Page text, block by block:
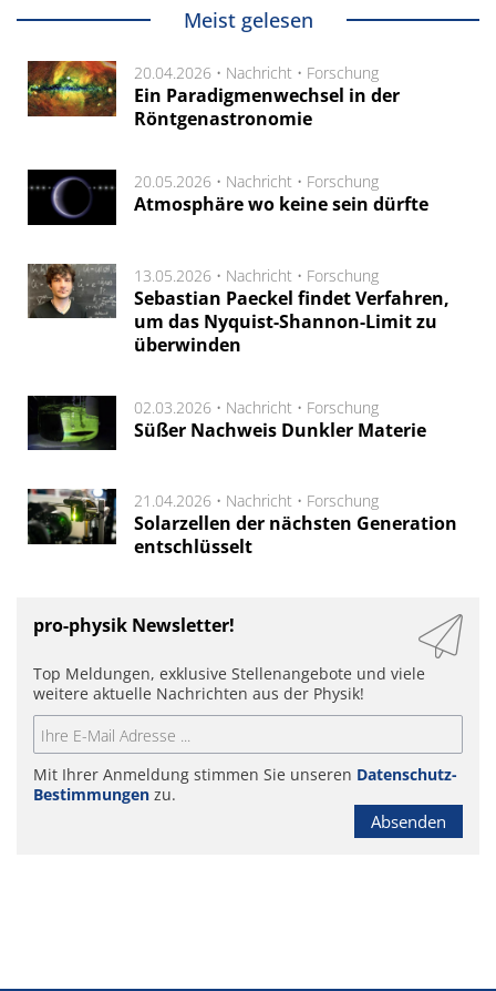
Meist gelesen
20.04.2026 • Nachricht • Forschung
Ein Paradigmenwechsel in der
Röntgenastronomie
20.05.2026 • Nachricht • Forschung
Atmosphäre wo keine sein dürfte
13.05.2026 • Nachricht • Forschung
Sebastian Paeckel findet Verfahren,
um das Nyquist-Shannon-Limit zu
überwinden
02.03.2026 • Nachricht • Forschung
Süßer Nachweis Dunkler Materie
21.04.2026 • Nachricht • Forschung
Solarzellen der nächsten Generation
entschlüsselt
pro-physik Newsletter!
Top Meldungen, exklusive Stellenangebote und viele
weitere aktuelle Nachrichten aus der Physik!
Mit Ihrer Anmeldung stimmen Sie unseren Datenschutz-
Bestimmungen zu.
Absenden